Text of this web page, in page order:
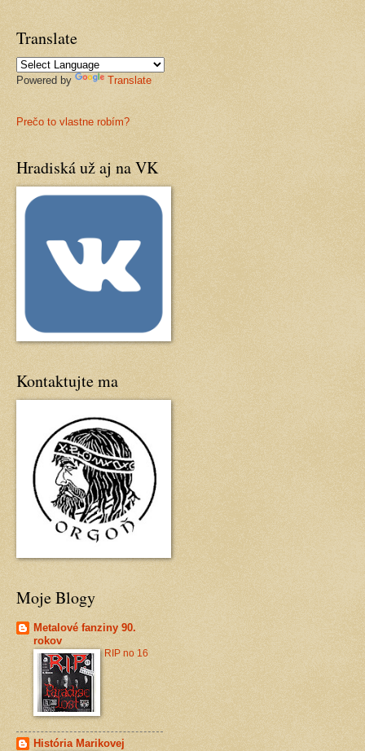
Translate
Powered by Translate
Prečo to vlastne robím?
Hradiská už aj na VK
Kontaktujte ma
Moje Blogy
Metalové fanziny 90.
rokov
RIP no 16
História Marikovej